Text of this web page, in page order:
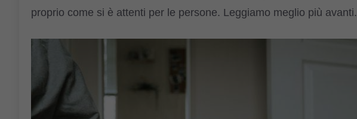
proprio come si è attenti per le persone. Leggiamo meglio più avanti.